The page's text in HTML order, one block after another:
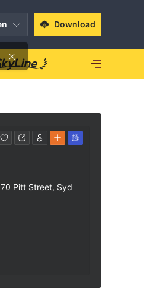
Download
Pitt Street, Syd